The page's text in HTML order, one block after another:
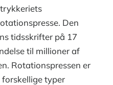
Den
tidsskrifter på 17
til millioner af
Rotationspressen er
typer